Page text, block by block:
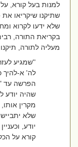
למנות בעל קורא, על
שתיקנו שיקריאו את
שלא ידעו לקרוא
בקריאת התורה, רבים
מעליה לתורה, תיקנו
''שמגיע
לה' א-להיך
הפרשה עד
שהיה יודע
מקרין אותו,
שלא
יודע,
קורא על הכל,